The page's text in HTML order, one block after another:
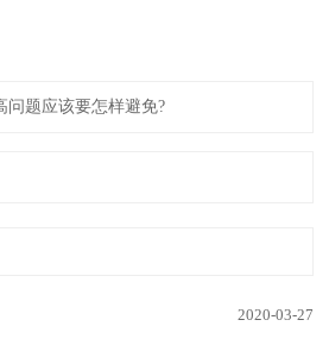
问题应该要怎样避免?
2020-03-27